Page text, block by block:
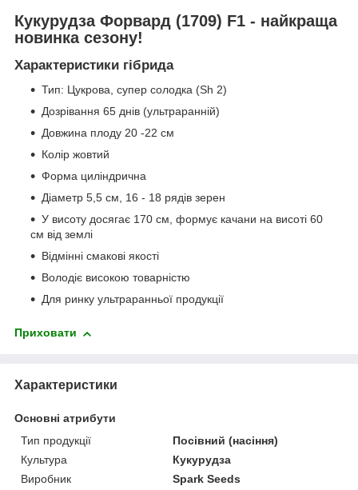
Кукурудза Форвард (1709) F1 - найкраща
новинка сезону!
Характеристики гібрида
Тип: Цукрова, супер солодка (Sh 2)
Дозрівання 65 днів (ультраранній)
Довжина плоду 20 -22 см
Колір жовтий
Форма циліндрична
Діаметр 5,5 см, 16 - 18 рядів зерен
У висоту досягає 170 см, формує качани на висоті 60
см від землі
Відмінні смакові якості
Володіє високою товарністю
Для ринку ультраранньої продукції
Приховати
Характеристики
Основні атрибути
Тип продукції
Посівний (насіння)
Культура
Кукурудза
Виробник
Spark Seeds